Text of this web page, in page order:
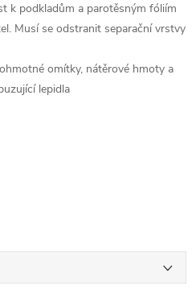
k podkladům a parotěsným fóliím
Musí se odstranit separační vrstvy
omítky, nátěrové hmoty a
lepidla